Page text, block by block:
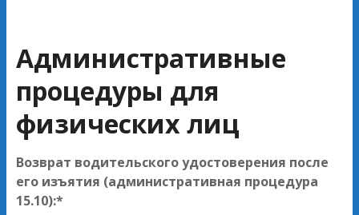
Административные
процедуры для
физических лиц
Возврат водительского удостоверения после
его изъятия (административная процедура
15.10):*